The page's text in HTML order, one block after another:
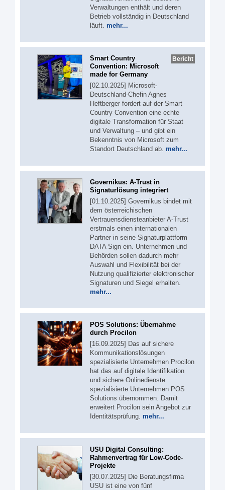
Verwaltungen enthält und deren
Betrieb vollständig in Deutschland
läuft. mehr...
Bericht
Smart Country
Convention: Microsoft
made for Germany
[02.10.2025] Microsoft-
Deutschland-Chefin Agnes
Heftberger fordert auf der Smart
Country Convention eine echte
digitale Transformation für Staat
und Verwaltung – und gibt ein
Bekenntnis von Microsoft zum
Standort Deutschland ab. mehr...
Governikus: A-Trust in
Signaturlösung integriert
[01.10.2025] Governikus bindet mit
dem österreichischen
Vertrauensdiensteanbieter A-Trust
erstmals einen internationalen
Partner in seine Signaturplattform
DATA Sign ein. Unternehmen und
Behörden sollen dadurch mehr
Auswahl und Flexibilität bei der
Nutzung qualifizierter elektronischer
Signaturen und Siegel erhalten.
mehr...
POS Solutions: Übernahme
durch Procilon
[16.09.2025] Das auf sichere
Kommunikationslösungen
spezialisierte Unternehmen Procilon
hat das auf digitale Identifikation
und sichere Onlinedienste
spezialisierte Unternehmen POS
Solutions übernommen. Damit
erweitert Procilon sein Angebot zur
Identitätsprüfung. mehr...
USU Digital Consulting:
Rahmenvertrag für Low-Code-
Projekte
[30.07.2025] Die Beratungsfirma
USU ist eine von fünf